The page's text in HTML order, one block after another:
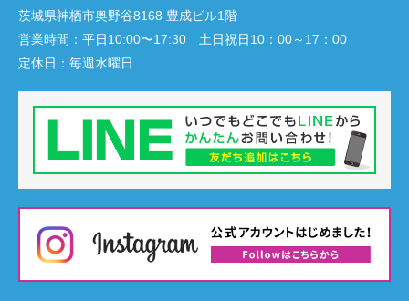
茨城県神栖市奥野谷8168 豊成ビル1階
営業時間： 平日10:00〜17:30 土日祝日10：00～17：00
定休日： 毎週水曜日